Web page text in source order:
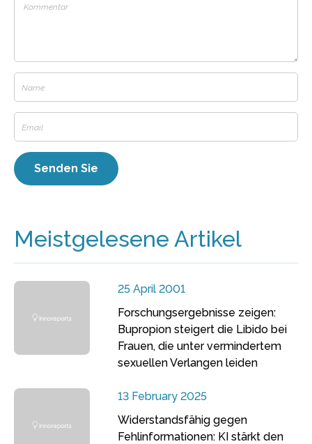
Meistgelesene Artikel
25 April 2001
Forschungsergebnisse zeigen:
Bupropion steigert die Libido bei
Frauen, die unter vermindertem
sexuellen Verlangen leiden
13 February 2025
Widerstandsfähig gegen
Fehlinformationen: KI stärkt den